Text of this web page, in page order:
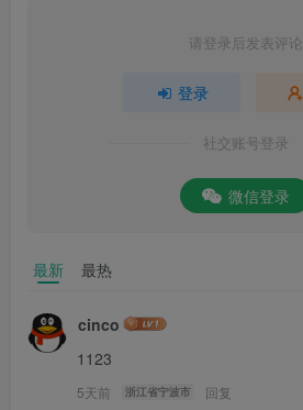
请登录后发表评论
登录
社交账号登录
微信登录
最新 最热
cinco
1123
5天前 浙江省宁波市 回复